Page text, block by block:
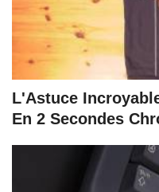
L'Astuce
En 2 Secondes